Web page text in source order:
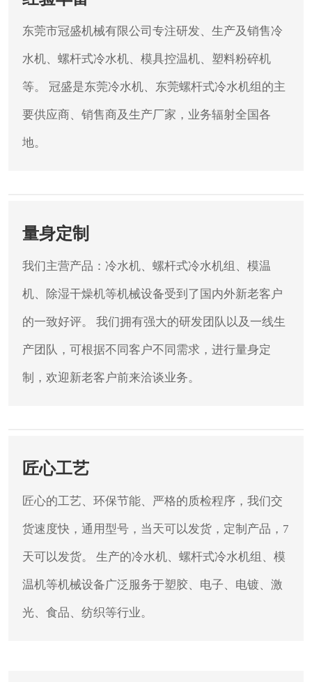
东莞市冠盛机械有限公司专注研发、生产及销售冷
水机、螺杆式冷水机、模具控温机、塑料粉碎机
等。 冠盛是东莞冷水机、东莞螺杆式冷水机组的主
要供应商、销售商及生产厂家，业务辐射全国各
地。
量身定制
我们主营产品：冷水机、螺杆式冷水机组、模温
机、除湿干燥机等机械设备受到了国内外新老客户
的一致好评。 我们拥有强大的研发团队以及一线生
产团队，可根据不同客户不同需求，进行量身定
制，欢迎新老客户前来洽谈业务。
匠心工艺
匠心的工艺、环保节能、严格的质检程序，我们交
货速度快，通用型号，当天可以发货，定制产品，7
天可以发货。 生产的冷水机、螺杆式冷水机组、模
温机等机械设备广泛服务于塑胶、电子、电镀、激
光、食品、纺织等行业。